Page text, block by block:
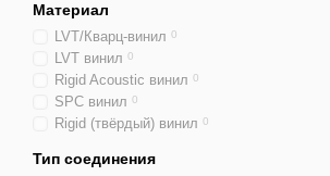
Материал
LVT/Кварц-винил 0
LVT винил 0
Rigid Acoustic винил 0
SPC винил 0
Rigid (твёрдый) винил 0
Тип соединения